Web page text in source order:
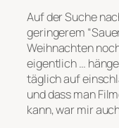
Auf der Suche
geringerem
Weihnachten
eigentlich …
täglich auf
und dass man
kann, war mir